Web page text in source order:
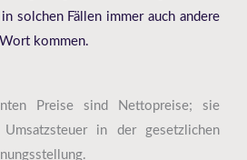
in solchen Fällen immerauch andere
kommen.
Preise sind Nettopreise; sie
in der gesetzlichen